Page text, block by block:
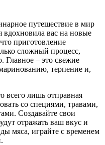
путешествие в мир
вдохновила вас на новые
приготовление
сложный процесс,
Главное – это свежие
терпение и,
всего лишь отправная
со специями, травами,
Создавайте свои
отражать ваш вкус и
мяса, играйте с временем